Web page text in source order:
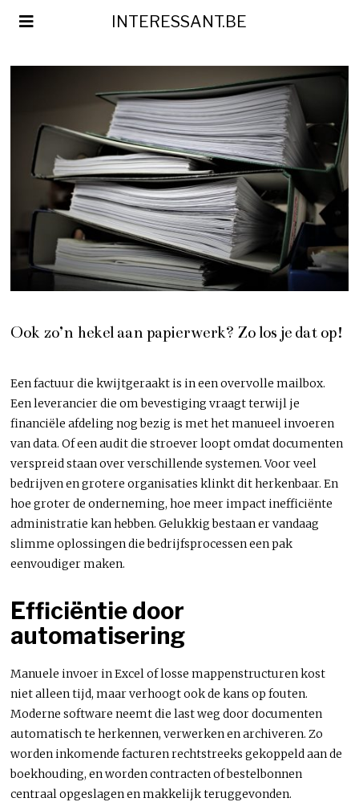
INTERESSANT.BE
Ook zo’n hekel aan papierwerk? Zo los je dat op!
Een factuur die kwijtgeraakt is in een overvolle mailbox.
Een leverancier die om bevestiging vraagt terwijl je
financiële afdeling nog bezig is met het manueel invoeren
van data. Of een audit die stroever loopt omdat documenten
verspreid staan over verschillende systemen. Voor veel
bedrijven en grotere organisaties klinkt dit herkenbaar. En
hoe groter de onderneming, hoe meer impact inefficiënte
administratie kan hebben. Gelukkig bestaan er vandaag
slimme oplossingen die bedrijfsprocessen een pak
eenvoudiger maken.
Efficiëntie door
automatisering
Manuele invoer in Excel of losse mappenstructuren kost
niet alleen tijd, maar verhoogt ook de kans op fouten.
Moderne software neemt die last weg door documenten
automatisch te herkennen, verwerken en archiveren. Zo
worden inkomende facturen rechtstreeks gekoppeld aan de
boekhouding, en worden contracten of bestelbonnen
centraal opgeslagen en makkelijk teruggevonden.